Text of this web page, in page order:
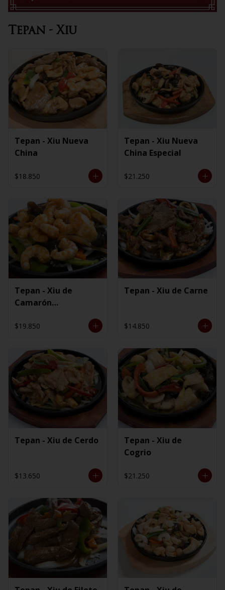
Tepan - Xiu
Tepan - Xiu Nueva
China
$18.850
Tepan - Xiu Nueva
China Especial
$21.250
Tepan - Xiu de
Camarón
$19.850
Tepan - Xiu de Carne
$14.850
Tepan - Xiu de Cerdo
$13.650
Tepan - Xiu de
Cogrio
$21.250